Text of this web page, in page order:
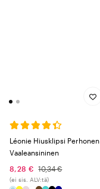
Léonie Hiusklipsi Perhonen
Vaaleansininen
8,28 €
10,34 €
(ei sis. ALV:tä)